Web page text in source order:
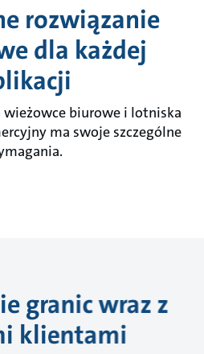
rozwiązanie
dla każdej
biurowe i lotniska
ma swoje szczególne
granic wraz z
klientami